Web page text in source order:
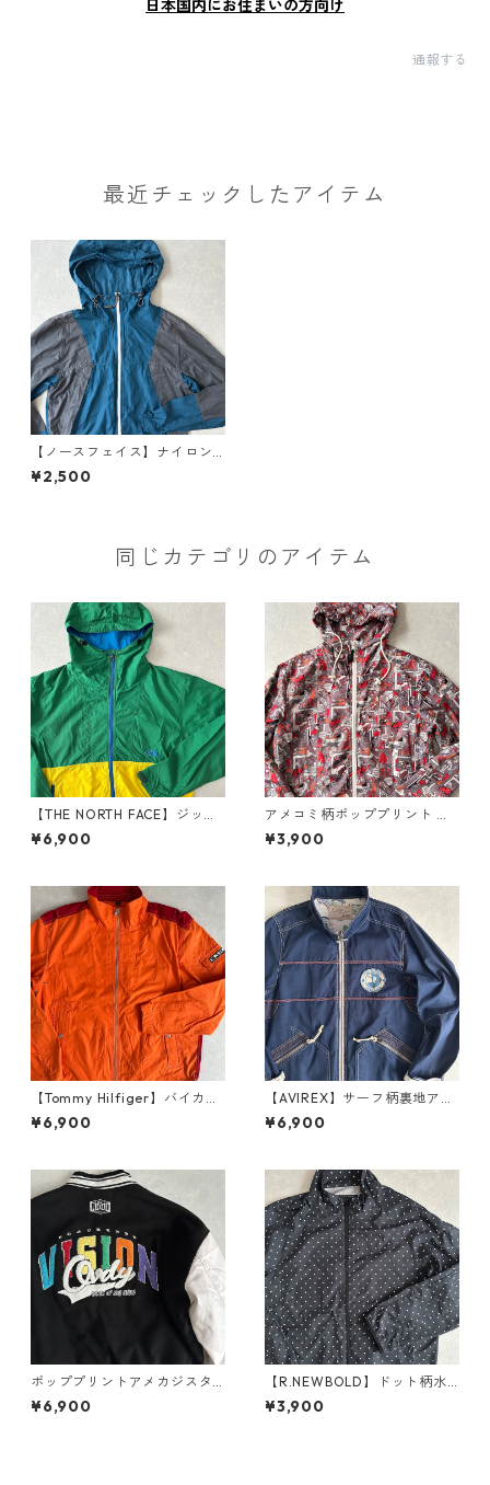
日本国内にお住まいの方向け
通報する
最近チェックしたアイテム
【ノースフェイス】ナイロン
ジップアップブルゾン ブルー
XS 古着 メンズ
¥2,500
同じカテゴリのアイテム
【THE NORTH FACE】ジップ
アップナイロンブルゾン グリ
ーン×イエロー L 古着 メンズ
¥6,900
アメコミ柄ポッププリント ナ
イロンダブルジップパーカー
総柄 XL 古着 メンズ
¥3,900
【Tommy Hilfiger】バイカラ
ージップアップナイロンブル
ゾン オレンジ XL 古着 メンズ
¥6,900
【AVIREX】サーフ柄裏地アメ
カジミリタリージャケット ブ
ルー XL 古着 メンズ
¥6,900
ポッププリントアメカジスタ
ジャン ブラック M 古着 メン
ズ
¥6,900
【R.NEWBOLD】ドット柄水
玉ナイロンジップアップブル
ゾン ドット柄 M 古着 メンズ
¥3,900